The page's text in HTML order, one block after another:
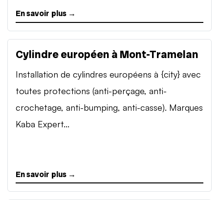
En savoir plus →
Cylindre européen à Mont-Tramelan
Installation de cylindres européens à {city} avec
toutes protections (anti-perçage, anti-
crochetage, anti-bumping, anti-casse). Marques
Kaba Expert...
En savoir plus →